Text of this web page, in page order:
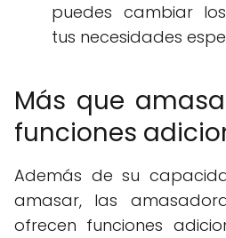
puedes cambiar
tus necesidades
Más que
funciones
Además de su
amasar, las
ofrecen funciones